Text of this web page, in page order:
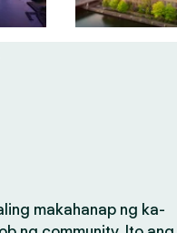
makahanap ng ka-